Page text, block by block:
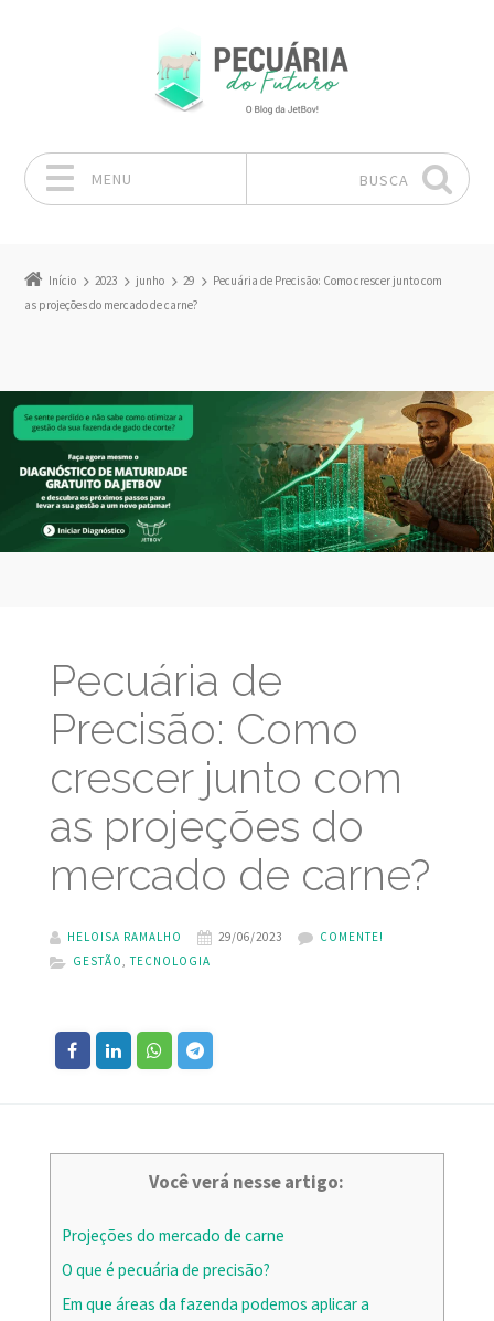
MENU BUSCA
Início 2023 junho 29
Pecuária de Precisão: Como crescer junto com
as projeções do mercado de carne?
Pecuária de
Precisão: Como
crescer junto com
as projeções do
mercado de carne?
HELOISA RAMALHO 29/06/2023
COMENTE!
GESTÃO,TECNOLOGIA
Você verá nesse artigo:
Projeções do mercado de carne
O que é pecuária de precisão?
Em que áreas da fazenda podemos aplicar a